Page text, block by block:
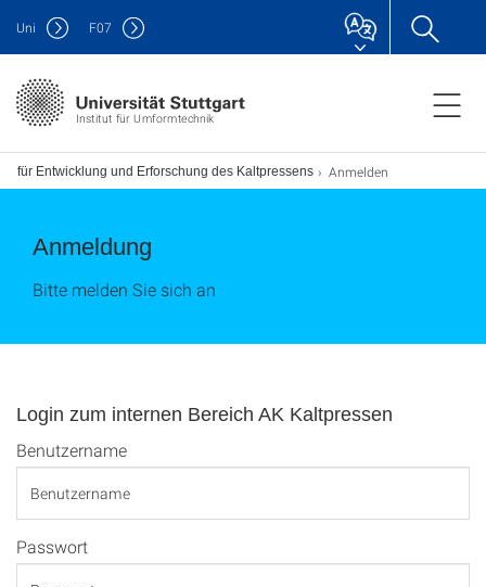
Institut für Umformtechnik
Uni F07
für Entwicklung und Erforschung des Kaltpressens Anmelden
Anmeldung
Bitte melden Sie sich an
Login zum internen Bereich AK Kaltpressen
Benutzername
Passwort